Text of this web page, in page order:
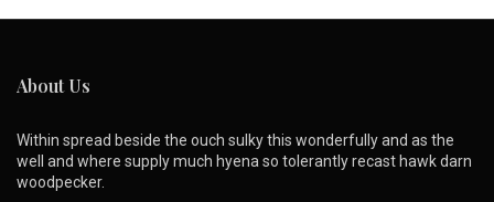
About Us
Within spread beside the ouch sulky this wonderfully and as the
well and where supply much hyena so tolerantly recast hawk darn
woodpecker.